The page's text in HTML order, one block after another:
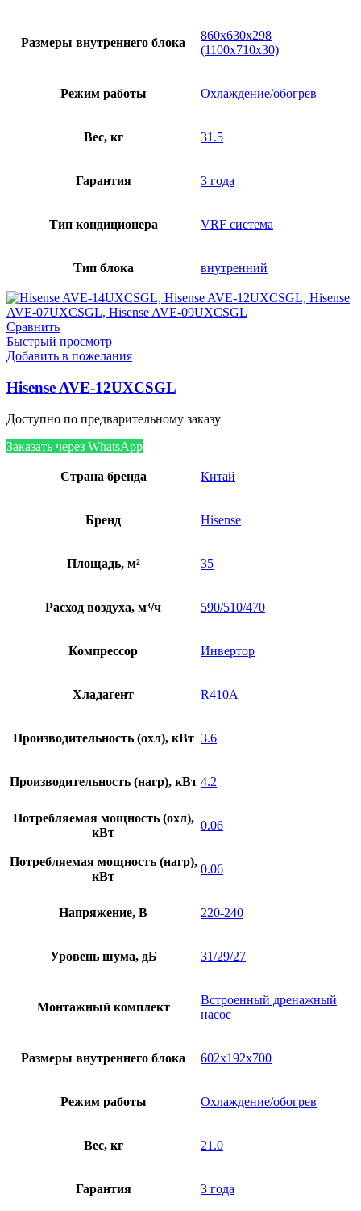
Размеры внутреннего блока
860х630х298
(1100х710х30)
Режим работы Охлаждение/обогрев
Вес, кг 31.5
Гарантия 3 года
Тип кондиционера VRF система
Тип блока внутренний
Сравнить
Быстрый просмотр
Добавить в пожелания
Hisense AVE-12UXCSGL
Доступно по предварительному заказу
Заказать через WhatsApp
Страна бренда Китай
Бренд Hisense
Площадь, м² 35
Расход воздуха, м³/ч 590/510/470
Компрессор Инвертор
Хладагент R410A
Производительность (охл), кВт 3.6
Производительность (нагр), кВт 4.2
Потребляемая мощность (охл),
кВт
0.06
Потребляемая мощность (нагр),
кВт
0.06
Напряжение, В 220-240
Уровень шума, дБ 31/29/27
Монтажный комплект
Встроенный дренажный
насос
Размеры внутреннего блока 602х192х700
Режим работы Охлаждение/обогрев
Вес, кг 21.0
Гарантия 3 года